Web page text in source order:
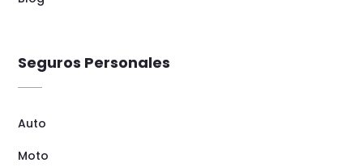
Seguros Personales
Auto
Moto